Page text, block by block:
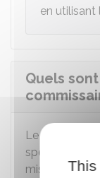
en utilisant
Quels
Le
spécifiques
missions de